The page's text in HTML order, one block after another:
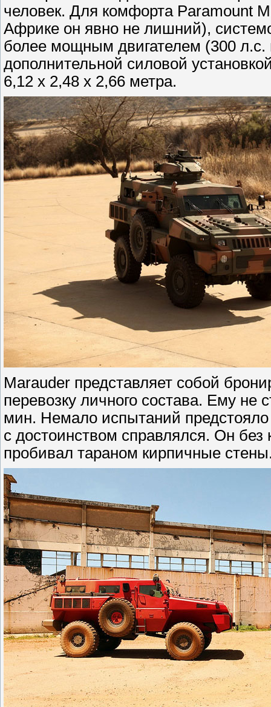
человек. Для комфорта Paramount
Африке он явно не лишний),
более мощным двигателем (300
дополнительной силовой
6,12 x 2,48 x 2,66 метра.
Marauder представляет собой
перевозку личного состава. Ему
мин. Немало испытаний
с достоинством справлялся. Он
пробивал тараном кирпичные